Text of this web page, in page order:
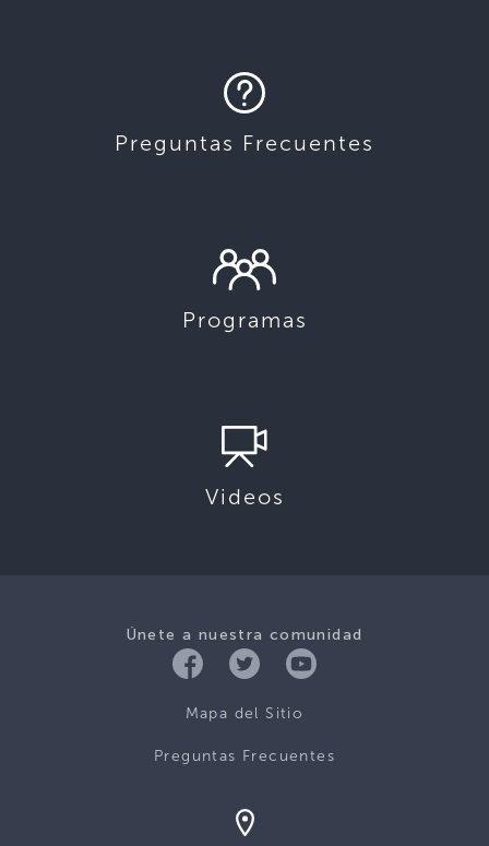
Preguntas Frecuentes
Programas
Videos
Únete a nuestra comunidad
Mapa del Sitio
Preguntas Frecuentes